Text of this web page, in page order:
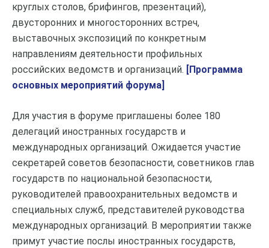
круглых столов, брифингов, презентаций),
двусторонних и многосторонних встреч,
выставочных экспозиций по конкретным
направлениям деятельности профильных
российских ведомств и организаций. [Программа
основных мероприятий форума]
Для участия в форуме приглашены более 180
делегаций иностранных государств и
международных организаций. Ожидается участие
секретарей советов безопасности, советников глав
государств по национальной безопасности,
руководителей правоохранительных ведомств и
специальных служб, представителей руководства
международных организаций. В мероприятии также
примут участие послы иностранных государств,